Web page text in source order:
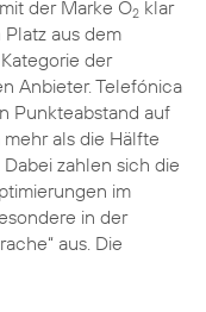
der Marke O2klar
aus dem
der
Anbieter. Telefónica
Punkteabstand auf
als die Hälfte
zahlen sich die
im
in der
aus. Die